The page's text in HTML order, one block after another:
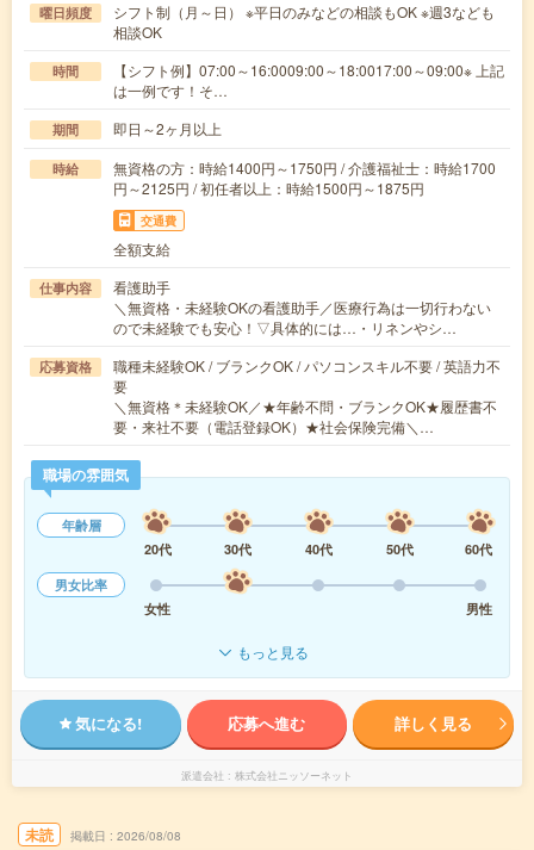
曜日頻度
シフト制（月～日） ※平日のみなどの相談もOK ※週3なども
相談OK
時間
【シフト例】07:00～16:0009:00～18:0017:00～09:00※ 上記
は一例です！そ…
期間 即日～2ヶ月以上
時給
無資格の方：時給1400円～1750円 / 介護福祉士：時給1700
円～2125円 / 初任者以上：時給1500円～1875円
交通費
全額支給
仕事内容
看護助手
＼無資格・未経験OKの看護助手／医療行為は一切行わない
ので未経験でも安心！▽具体的には…・リネンやシ…
応募資格
職種未経験OK / ブランクOK / パソコンスキル不要 / 英語力不
要
＼無資格＊未経験OK／★年齢不問・ブランクOK★履歴書不
要・来社不要（電話登録OK）★社会保険完備＼…
職場の雰囲気
年齢層
20代
30代 40代 50代
60代
男女比率
女性
男性
もっと見る
気になる! 応募へ進む 詳しく見る
派遣会社 株式会社ニッソーネット
未読 掲載日 2026/08/08